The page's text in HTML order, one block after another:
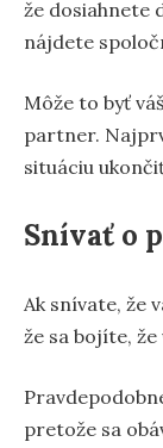
že dosiahnete
nájdete
Môže to byť
partner.
situáciu
Snívať o
Ak snívate, že
že sa bojíte,
pretože sa